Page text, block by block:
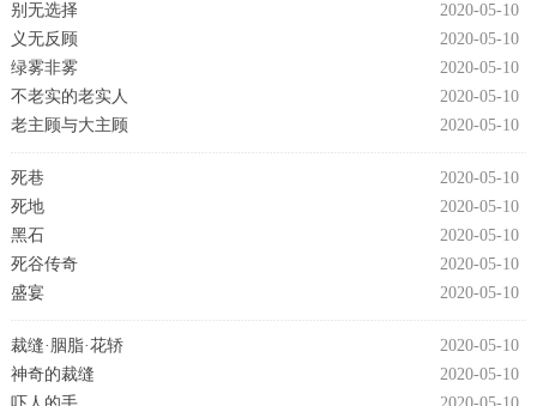
2020-05-10
别无选择
2020-05-10
义无反顾
2020-05-10
绿雾非雾
2020-05-10
不老实的老实人
2020-05-10
老主顾与大主顾
2020-05-10
死巷
2020-05-10
死地
2020-05-10
黑石
2020-05-10
死谷传奇
2020-05-10
盛宴
2020-05-10
裁缝·胭脂·花轿
2020-05-10
神奇的裁缝